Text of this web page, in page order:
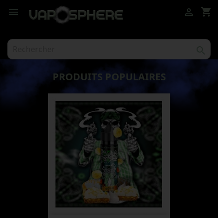
 shopping_cart

PRODUITS POPULAIRES